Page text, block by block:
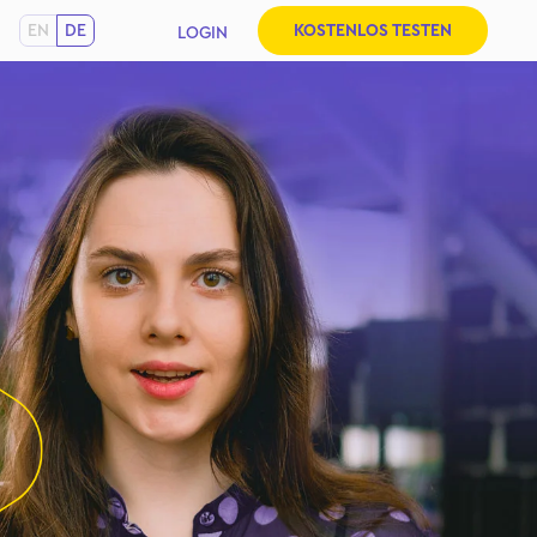
EN DE LOGIN KOSTENLOS TESTEN